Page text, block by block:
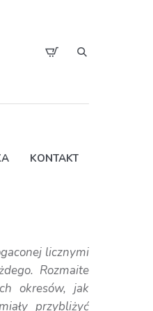
KONTAKT
licznymi
Rozmaite
okresów, jak
przybliżyć